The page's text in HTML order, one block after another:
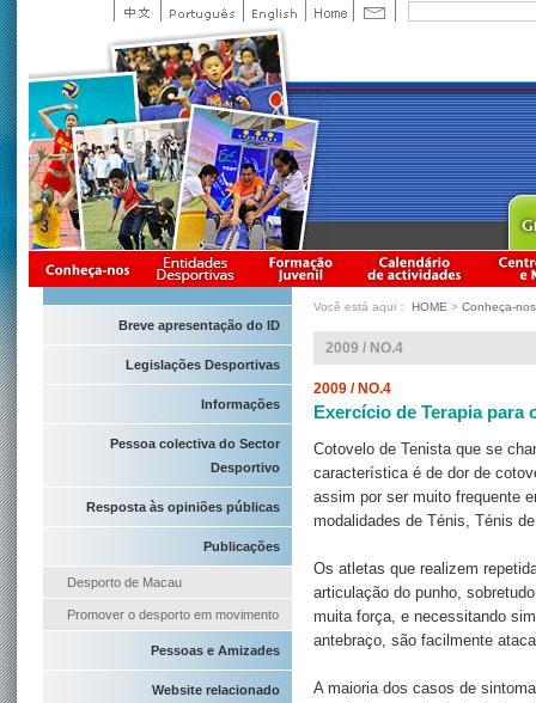
Breve apresentação do ID
Legislações Desportivas
Informações
Pessoa colectiva do Sector
Desportivo
Resposta às opiniões públicas
Publicações
Desporto de Macau
Promover o desporto em movimento
Pessoas e Amizades
Website relacionado
Você está aqui： HOME > Conheça-nos
2009 / NO.4
2009 / NO.4
Exercício de Terapia para
Cotovelo de Tenista que se
característica é de dor de
assim por ser muito frequente
modalidades de Ténis, Ténis
Os atletas que realizem
articulação do punho,
muita força, e necessitando
antebraço, são facilmente
A maioria dos casos de